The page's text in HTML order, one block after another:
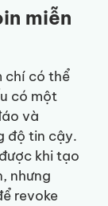
miễn
chí có thể
có một
và
độ tin cậy.
khi tạo
nhưng
revoke